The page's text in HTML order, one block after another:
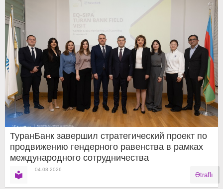
ТуранБанк завершил стратегический проект по
продвижению гендерного равенства в рамках
международного сотрудничества
04.08.2026
Ətraflı